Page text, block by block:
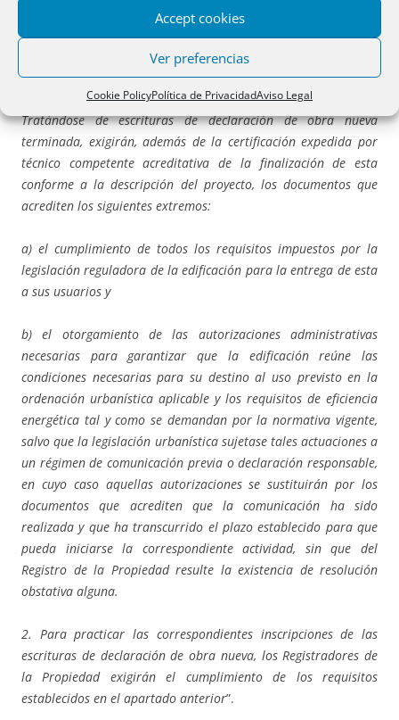
Accept cookies
Ver preferencias
Cookie PolicyPolítica de PrivacidadAviso Legal
ordenación territorial y urbanística, así como certificación
expedida por técnico competente y acreditativa del ajuste de la
descripción de la obra al proyecto que haya sido objeto de
dicho acto administrativo.
Tratándose de escrituras de declaración de obra nueva
terminada, exigirán, además de la certificación expedida por
técnico competente acreditativa de la finalización de esta
conforme a la descripción del proyecto, los documentos que
acrediten los siguientes extremos:
a) el cumplimiento de todos los requisitos impuestos por la
legislación reguladora de la edificación para la entrega de esta
a sus usuarios y
b) el otorgamiento de las autorizaciones administrativas
necesarias para garantizar que la edificación reúne las
condiciones necesarias para su destino al uso previsto en la
ordenación urbanística aplicable y los requisitos de eficiencia
energética tal y como se demandan por la normativa vigente,
salvo que la legislación urbanística sujetase tales actuaciones a
un régimen de comunicación previa o declaración responsable,
en cuyo caso aquellas autorizaciones se sustituirán por los
documentos que acrediten que la comunicación ha sido
realizada y que ha transcurrido el plazo establecido para que
pueda iniciarse la correspondiente actividad, sin que del
Registro de la Propiedad resulte la existencia de resolución
obstativa alguna.
2. Para practicar las correspondientes inscripciones de las
escrituras de declaración de obra nueva, los Registradores de
la Propiedad exigirán el cumplimiento de los requisitos
establecidos en el apartado anterior”.